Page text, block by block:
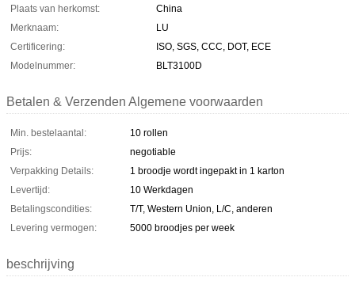
Plaats van herkomst:
China
Merknaam:
LU
Certificering:
ISO, SGS, CCC, DOT, ECE
Modelnummer:
BLT3100D
Betalen & Verzenden Algemene voorwaarden
Min. bestelaantal:
10 rollen
Prijs:
negotiable
Verpakking Details:
1 broodje wordt ingepakt in 1 karton
Levertijd:
10 Werkdagen
Betalingscondities:
T/T, Western Union, L/C, anderen
Levering vermogen:
5000 broodjes per week
beschrijving